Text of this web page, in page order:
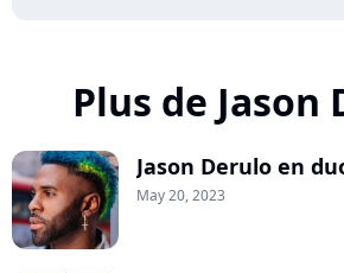
Plus de Jason
Jason Derulo en
May 20, 2023